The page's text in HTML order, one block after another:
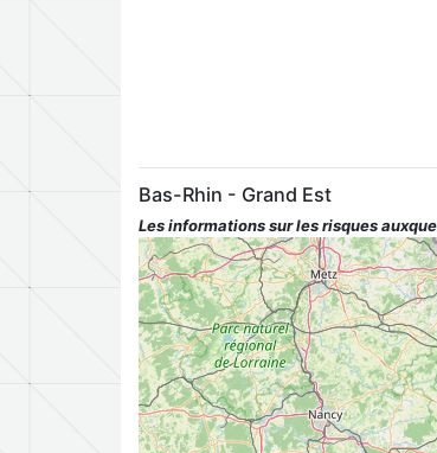
Bas-Rhin - Grand Est
Les informations sur les risques